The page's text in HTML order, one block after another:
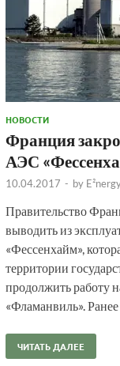
НОВОСТИ
Франция
АЭС
10.04.2017 - by
Правительство
выводить из
«Фессенхайм»,
территории
продолжить работу
«Фламанвиль».
ЧИТАТЬ ДАЛЕЕ